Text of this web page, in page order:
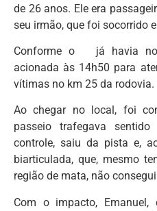
de 26 anos. Ele era
seu irmão, que foi socorrido
Conforme o já havia
acionada às 14h50 para
vítimas no km 25 da rodovia.
Ao chegar no local, foi
passeio trafegava
controle, saiu da pista e,
biarticulada, que, mesmo
região de mata, não
Com o impacto, Emanuel,